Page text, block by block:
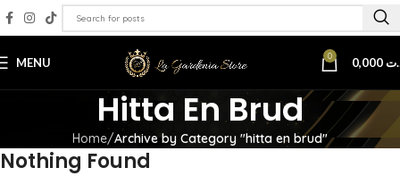
MENU 0
Hitta En Brud
Home Archive by Category "hitta en brud"
Nothing Found